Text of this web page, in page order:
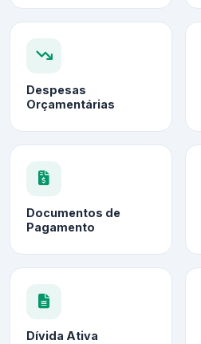
Despesas
Orçamentárias
Documentos de
Pagamento
Dívida Ativa